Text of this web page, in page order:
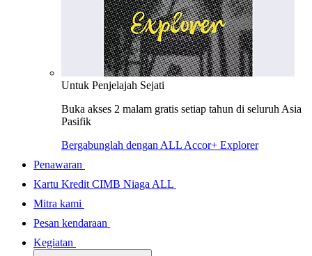
Untuk Penjelajah Sejati
Buka akses 2 malam gratis setiap tahun di seluruh Asia
Pasifik
Bergabunglah dengan ALL Accor+ Explorer
Penawaran
Kartu Kredit CIMB Niaga ALL
Mitra kami
Pesan kendaraan
Kegiatan